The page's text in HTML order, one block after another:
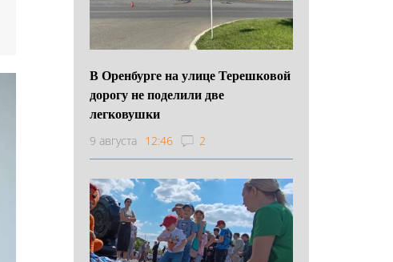
В Оренбурге на улице Терешковой
дорогу не поделили две
легковушки
9 августа 12:46 2